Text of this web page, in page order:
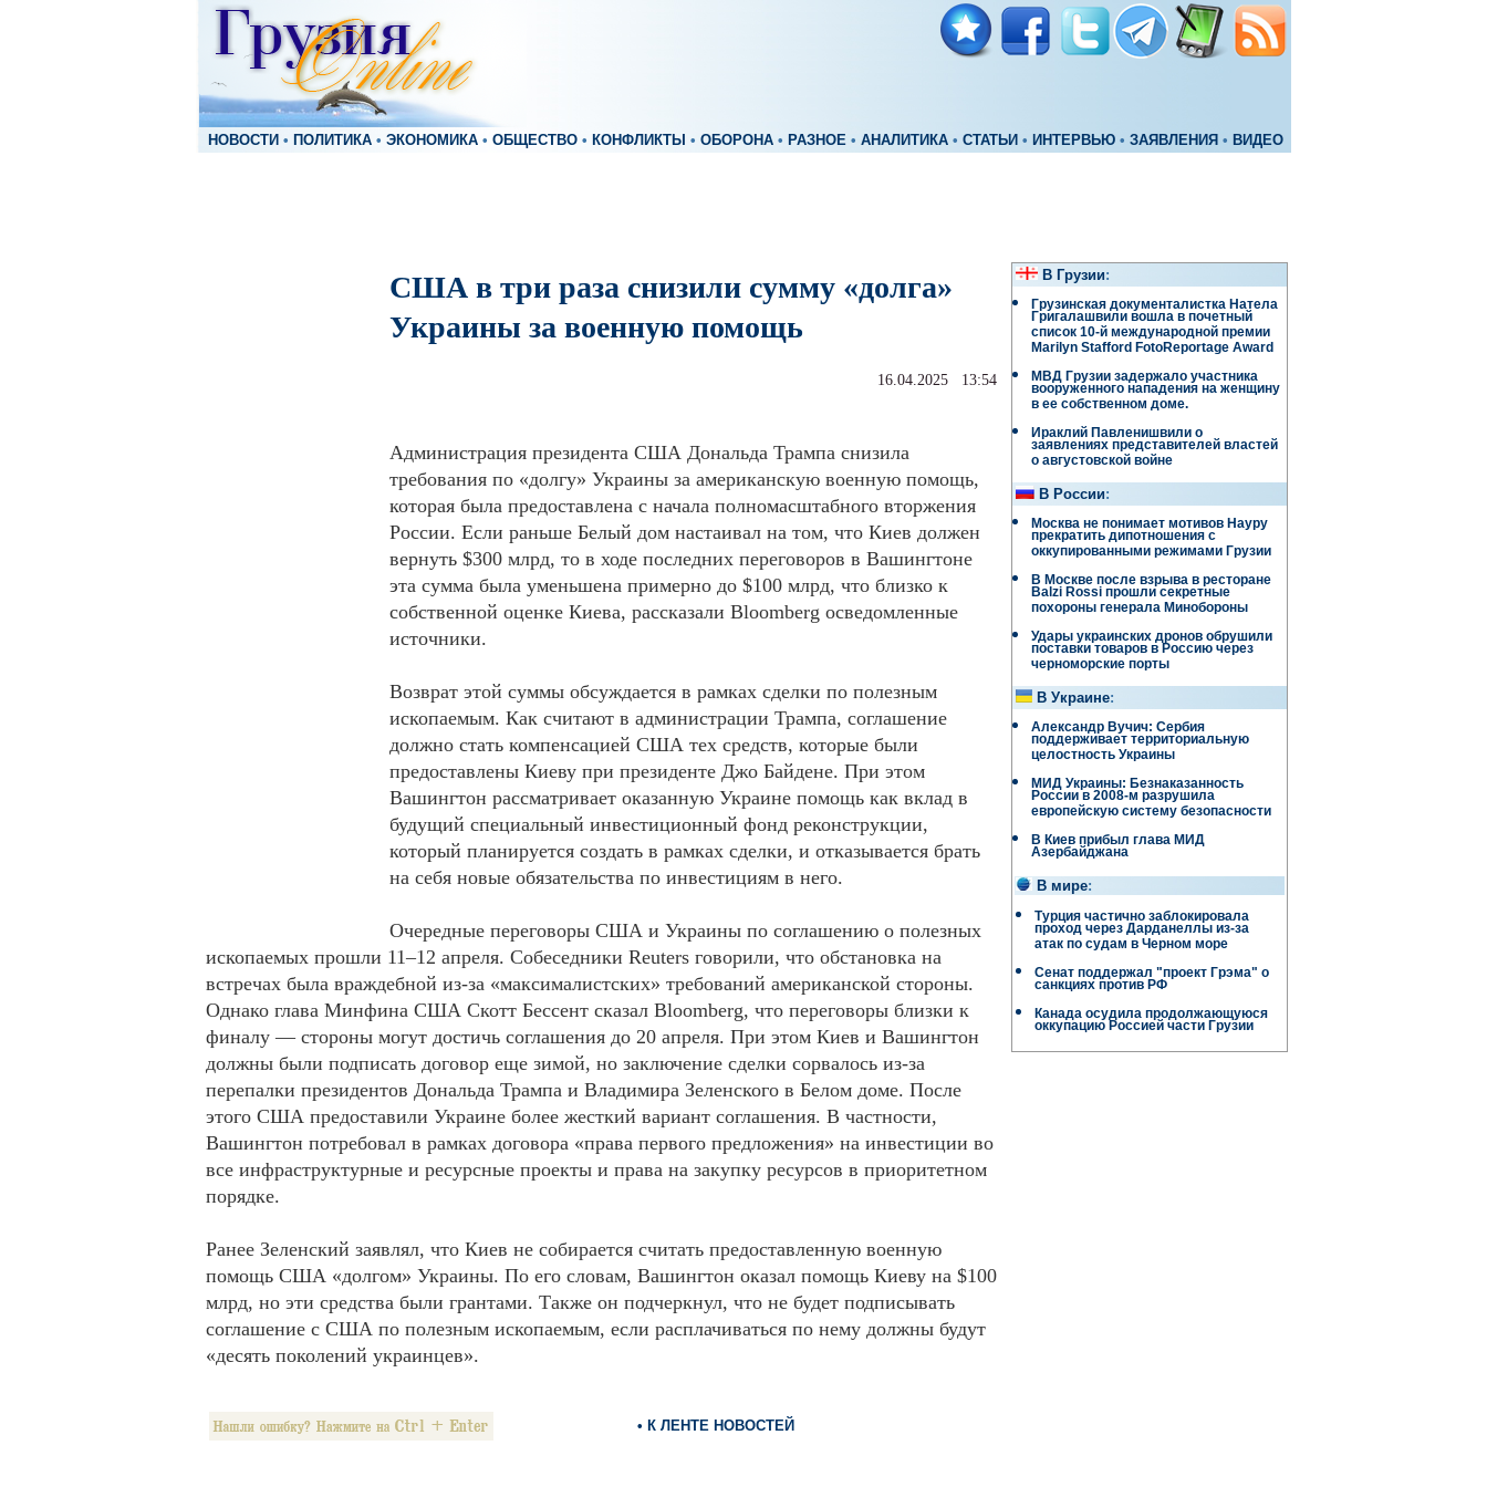
НОВОСТИ • ПОЛИТИКА • ЭКОНОМИКА • ОБЩЕСТВО • КОНФЛИКТЫ • ОБОРОНА • РАЗНОЕ • АНАЛИТИКА • СТАТЬИ • ИНТЕРВЬЮ • ЗАЯВЛЕНИЯ • ВИДЕО
США в три раза снизили сумму «долга»
Украины за военную помощь
16.04.2025 13:54
Администрация президента США Дональда Трампа снизила
требования по «долгу» Украины за американскую военную помощь,
которая была предоставлена с начала полномасштабного вторжения
России. Если раньше Белый дом настаивал на том, что Киев должен
вернуть $300 млрд, то в ходе последних переговоров в Вашингтоне
эта сумма была уменьшена примерно до $100 млрд, что близко к
собственной оценке Киева, рассказали Bloomberg осведомленные
источники.
Возврат этой суммы обсуждается в рамках сделки по полезным
ископаемым. Как считают в администрации Трампа, соглашение
должно стать компенсацией США тех средств, которые были
предоставлены Киеву при президенте Джо Байдене. При этом
Вашингтон рассматривает оказанную Украине помощь как вклад в
будущий специальный инвестиционный фонд реконструкции,
который планируется создать в рамках сделки, и отказывается брать
на себя новые обязательства по инвестициям в него.
Очередные переговоры США и Украины по соглашению о полезных
ископаемых прошли 11–12 апреля. Собеседники Reuters говорили, что обстановка на
встречах была враждебной из-за «максималистских» требований американской стороны.
Однако глава Минфина США Скотт Бессент сказал Bloomberg, что переговоры близки к
финалу — стороны могут достичь соглашения до 20 апреля. При этом Киев и Вашингтон
должны были подписать договор еще зимой, но заключение сделки сорвалось из-за
перепалки президентов Дональда Трампа и Владимира Зеленского в Белом доме. После
этого США предоставили Украине более жесткий вариант соглашения. В частности,
Вашингтон потребовал в рамках договора «права первого предложения» на инвестиции во
все инфраструктурные и ресурсные проекты и права на закупку ресурсов в приоритетном
порядке.
Ранее Зеленский заявлял, что Киев не собирается считать предоставленную военную
помощь США «долгом» Украины. По его словам, Вашингтон оказал помощь Киеву на $100
млрд, но эти средства были грантами. Также он подчеркнул, что не будет подписывать
соглашение с США по полезным ископаемым, если расплачиваться по нему должны будут
«десять поколений украинцев».
• К ЛЕНТЕ НОВОСТЕЙ
В Грузии:
Грузинская документалистка Натела
Григалашвили вошла в почетный
список 10-й международной премии
Marilyn Stafford FotoReportage Award
МВД Грузии задержало участника
вооруженного нападения на женщину
в ее собственном доме.
Ираклий Павленишвили о
заявлениях представителей властей
о августовской войне
В России:
Москва не понимает мотивов Науру
прекратить дипотношения с
оккупированными режимами Грузии
В Москве после взрыва в ресторане
Balzi Rossi прошли секретные
похороны генерала Минобороны
Удары украинских дронов обрушили
поставки товаров в Россию через
черноморские порты
В Украине:
Александр Вучич: Сербия
поддерживает территориальную
целостность Украины
МИД Украины: Безнаказанность
России в 2008-м разрушила
европейскую систему безопасности
В Киев прибыл глава МИД
Азербайджана
В мире:
Турция частично заблокировала
проход через Дарданеллы из-за
атак по судам в Черном море
Сенат поддержал "проект Грэма" о
санкциях против РФ
Канада осудила продолжающуюся
оккупацию Россией части Грузии